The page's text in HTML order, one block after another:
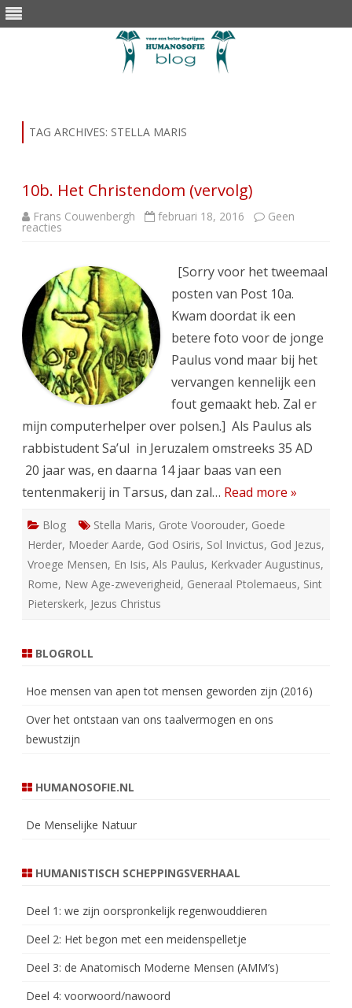
TAG ARCHIVES: STELLA MARIS
10b. Het Christendom (vervolg)
Frans Couwenbergh februari 18, 2016 Geen
reacties
(vervolg)
[Sorry voor het tweemaal
posten van Post 10a.
Kwam doordat ik een
betere foto voor de jonge
Paulus vond maar bij het
vervangen kennelijk een
fout gemaakt heb. Zal er
mijn computerhelper over polsen.] Als Paulus als
rabbistudent Sa’ul in Jeruzalem omstreeks 35 AD
20 jaar was, en daarna 14 jaar baas van een
tentenmakerij in Tarsus, dan zal… Read more »
Blog Stella Maris, Grote Voorouder, Goede
Herder, Moeder Aarde, God Osiris, Sol Invictus, God Jezus,
Vroege Mensen, En Isis, Als Paulus, Kerkvader Augustinus,
Rome, New Age-zweverigheid, Generaal Ptolemaeus, Sint
Pieterskerk, Jezus Christus
BLOGROLL
Hoe mensen van apen tot mensen geworden zijn (2016)
Over het ontstaan van ons taalvermogen en ons
bewustzijn
HUMANOSOFIE.NL
De Menselijke Natuur
HUMANISTISCH SCHEPPINGSVERHAAL
Deel 1: we zijn oorspronkelijk regenwouddieren
Deel 2: Het begon met een meidenspelletje
Deel 3: de Anatomisch Moderne Mensen (AMM’s)
Deel 4: voorwoord/nawoord